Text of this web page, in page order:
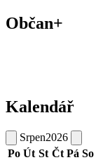
Občan+
Kalendář
Srpen2026
Po Út St Čt Pá So